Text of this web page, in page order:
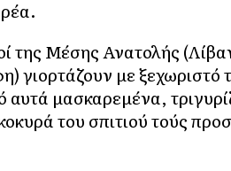
της Μέσης Ανατολής
γιορτάζουν με
αυτά μασκαρεμένα,
του σπιτιού τούς